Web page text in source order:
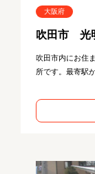
大阪府
吹田市 光
吹田市内にお住
所です。最寄駅